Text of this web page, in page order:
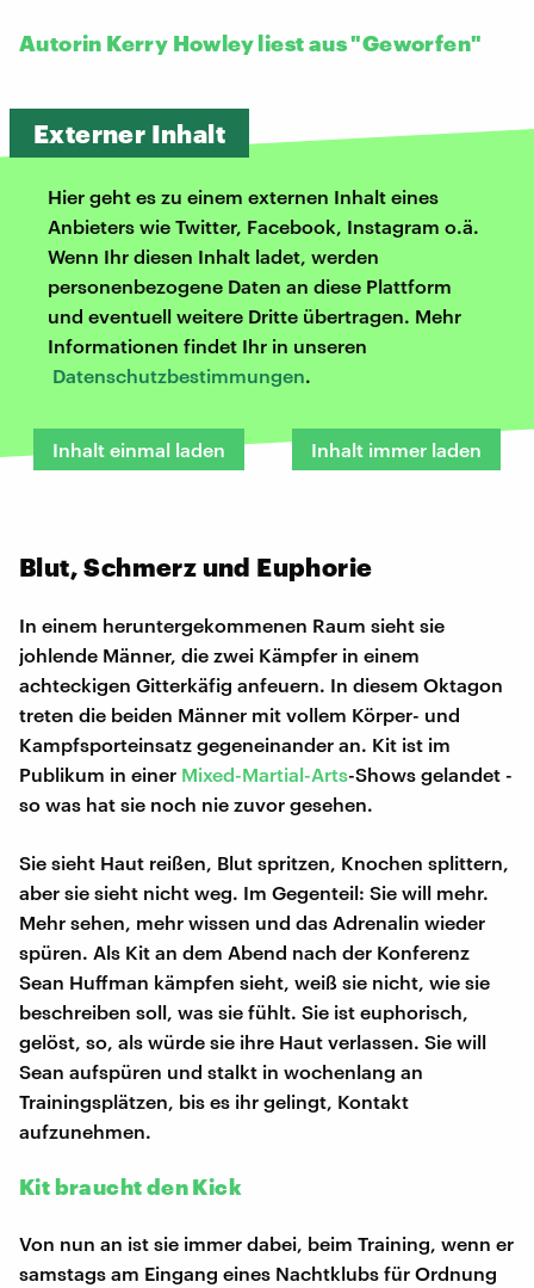
Autorin Kerry Howley liest aus "Geworfen"
Externer Inhalt
Hier geht es zu einem externen Inhalt eines
Anbieters wie Twitter, Facebook, Instagram o.ä.
Wenn Ihr diesen Inhalt ladet, werden
personenbezogene Daten an diese Plattform
und eventuell weitere Dritte übertragen. Mehr
Informationen findet Ihr in unseren
Datenschutzbestimmungen.
Inhalt einmal laden Inhalt immer laden
Blut, Schmerz und Euphorie
In einem heruntergekommenen Raum sieht sie
johlende Männer, die zwei Kämpfer in einem
achteckigen Gitterkäfig anfeuern. In diesem Oktagon
treten die beiden Männer mit vollem Körper- und
Kampfsporteinsatz gegeneinander an. Kit ist im
Publikum in einer Mixed-Martial-Arts-Shows gelandet -
so was hat sie noch nie zuvor gesehen.
Sie sieht Haut reißen, Blut spritzen, Knochen splittern,
aber sie sieht nicht weg. Im Gegenteil: Sie will mehr.
Mehr sehen, mehr wissen und das Adrenalin wieder
spüren. Als Kit an dem Abend nach der Konferenz
Sean Huffman kämpfen sieht, weiß sie nicht, wie sie
beschreiben soll, was sie fühlt. Sie ist euphorisch,
gelöst, so, als würde sie ihre Haut verlassen. Sie will
Sean aufspüren und stalkt in wochenlang an
Trainingsplätzen, bis es ihr gelingt, Kontakt
aufzunehmen.
Kit braucht den Kick
Von nun an ist sie immer dabei, beim Training, wenn er
samstags am Eingang eines Nachtklubs für Ordnung